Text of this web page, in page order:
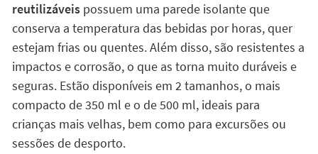
reutilizáveispossuem uma parede isolante que
conserva a temperatura das bebidas por horas, quer
estejam frias ou quentes. Além disso, são resistentes a
impactos e corrosão, o que as torna muito duráveis e
seguras. Estão disponíveis em 2 tamanhos, o mais
compacto de 350 ml e o de 500 ml, ideais para
crianças mais velhas, bem como para excursões ou
sessões de desporto.